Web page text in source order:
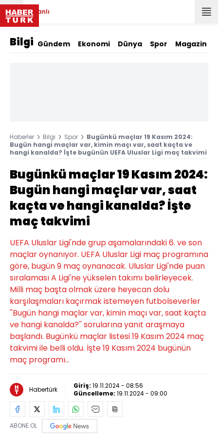
Canlı
Bilgi Gündem Ekonomi Dünya Spor Magazin
Haberler Bilgi Spor
Bugünkü maçlar 19 Kasım 2024:
Bugün hangi maçlar var, kimin maçı var, saat kaçta ve
hangi kanalda? İşte bugünün UEFA Uluslar Ligi maç takvimi
Bugünkü maçlar 19 Kasım 2024:
Bugün hangi maçlar var, saat
kaçta ve hangi kanalda? İşte
maç takvimi
UEFA Uluslar Ligi'nde grup aşamalarındaki 6. ve son
maçlar oynanıyor. UEFA Uluslar Ligi maç programına
göre, bugün 9 maç oynanacak. Uluslar Ligi'nde puan
sıralaması A Ligi'ne yükselen takımı belirleyecek.
Milli maç başta olmak üzere heyecan dolu
karşılaşmaları kaçırmak istemeyen futbolseverler
''Bugün hangi maçlar var, kimin maçı var, saat kaçta
ve hangi kanalda?'' sorularına yanıt araşmaya
başlandı. Bugünkü maçlar listesi 19 Kasım 2024 maç
takvimi ile belli oldu. İşte 19 Kasım 2024 bugünün
maç programı…
Habertürk Giriş: 19.11.2024 - 08:56
Güncelleme: 19.11.2024 - 09:00
ABONE OL